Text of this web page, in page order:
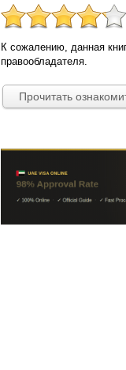
К сожалению, данная
правообладателя.
Прочитать